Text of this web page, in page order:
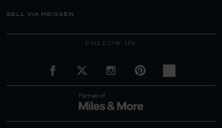
sell via meissen
FOLLOW US